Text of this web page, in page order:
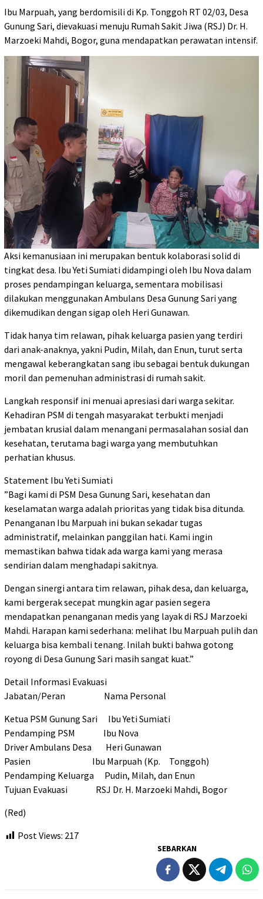
​Ibu Marpuah, yang berdomisili di Kp. Tonggoh RT 02/03, Desa
Gunung Sari, dievakuasi menuju Rumah Sakit Jiwa (RSJ) Dr. H.
Marzoeki Mahdi, Bogor, guna mendapatkan perawatan intensif.
​Aksi kemanusiaan ini merupakan bentuk kolaborasi solid di
tingkat desa. Ibu Yeti Sumiati didampingi oleh Ibu Nova dalam
proses pendampingan keluarga, sementara mobilisasi
dilakukan menggunakan Ambulans Desa Gunung Sari yang
dikemudikan dengan sigap oleh Heri Gunawan.
​Tidak hanya tim relawan, pihak keluarga pasien yang terdiri
dari anak-anaknya, yakni Pudin, Milah, dan Enun, turut serta
mengawal keberangkatan sang ibu sebagai bentuk dukungan
moril dan pemenuhan administrasi di rumah sakit.
​Langkah responsif ini menuai apresiasi dari warga sekitar.
Kehadiran PSM di tengah masyarakat terbukti menjadi
jembatan krusial dalam menangani permasalahan sosial dan
kesehatan, terutama bagi warga yang membutuhkan
perhatian khusus.
​Statement Ibu Yeti Sumiati
​”Bagi kami di PSM Desa Gunung Sari, kesehatan dan
keselamatan warga adalah prioritas yang tidak bisa ditunda.
Penanganan Ibu Marpuah ini bukan sekadar tugas
administratif, melainkan panggilan hati. Kami ingin
memastikan bahwa tidak ada warga kami yang merasa
sendirian dalam menghadapi sakitnya.
​Dengan sinergi antara tim relawan, pihak desa, dan keluarga,
kami bergerak secepat mungkin agar pasien segera
mendapatkan penanganan medis yang layak di RSJ Marzoeki
Mahdi. Harapan kami sederhana: melihat Ibu Marpuah pulih dan
keluarga bisa kembali tenang. Inilah bukti bahwa gotong
royong di Desa Gunung Sari masih sangat kuat.”
​Detail Informasi Evakuasi
Jabatan/Peran Nama Personal
Ketua PSM Gunung Sari Ibu Yeti Sumiati
Pendamping PSM Ibu Nova
Driver Ambulans Desa Heri Gunawan
Pasien Ibu Marpuah (Kp. Tonggoh)
Pendamping Keluarga Pudin, Milah, dan Enun
Tujuan Evakuasi RSJ Dr. H. Marzoeki Mahdi, Bogor
(Red)
Post Views: 217
SEBARKAN